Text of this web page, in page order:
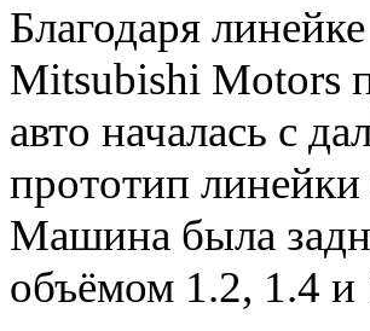
Благодаря
Mitsubishi Motors
авто началась с
прототип
Машина была
объёмом 1.2, 1.4 и